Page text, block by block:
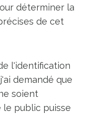
déterminer la
de cet
l'identification
demandé que
soient
le public puisse